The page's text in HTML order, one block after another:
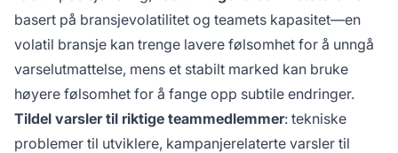
basert på bransjevolatilitet og teamets kapasitet—en
volatil bransje kan trenge lavere følsomhet for å unngå
varselutmattelse, mens et stabilt marked kan bruke
høyere følsomhet for å fange opp subtile endringer.
Tildel varsler til riktige teammedlemmer: tekniske
problemer til utviklere, kampanjerelaterte varsler til